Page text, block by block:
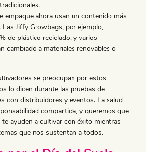
empaque ahora usan un contenido más
Las Jiffy Growbags, por ejemplo,
de plástico reciclado, y varios
cambiado a materiales renovables o
se preocupan por estos
lo dicen durante las pruebas de
con distribuidores y eventos. La salud
compartida, y queremos que
ayuden a cultivar con éxito mientras
que nos sustentan a todos.